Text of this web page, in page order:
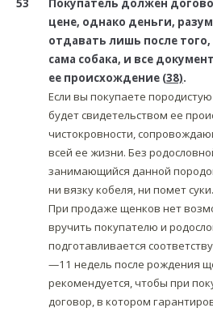
53
Покупатель должен
цене, однако деньги,
отдавать лишь после
сама собака, и все
ее происхождение (38).
Если вы покупаете
будет свидетельством ее
чистокровности,
всей ее жизни. Без
занимающийся данной
ни вязку кобеля, ни помет суки.
При продаже щенков нет
вручить покупателю и
подготавливается
—11 недель после рождения
рекомендуется, чтобы при
договор, в котором